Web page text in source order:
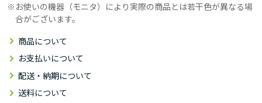
お使いの機器（モニタ）により実際の商品とは若干色が異なる場
合がございます。
商品について
お支払いについて
配送・納期について
送料について